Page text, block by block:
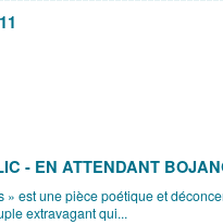
- EN ATTENDANT
» est une pièce poétique et
extravagant qui...